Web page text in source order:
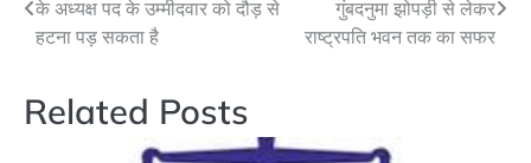
navigation
के अध्यक्ष पद के उम्मीदवार को दौड़ से
हटना पड़ सकता है
गुंबदनुमा झोपड़ी से लेकर
राष्ट्रपति भवन तक का सफर
Related Posts